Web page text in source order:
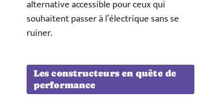
alternative accessible pour ceux qui
souhaitent passer à l’électrique sans se
ruiner.
Les constructeurs en quête de
performance